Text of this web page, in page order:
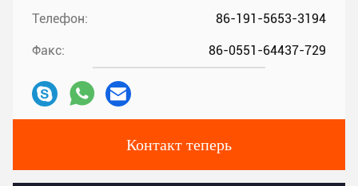
Телефон: 86-191-5653-3194
Факс: 86-0551-64437-729
Контакт теперь